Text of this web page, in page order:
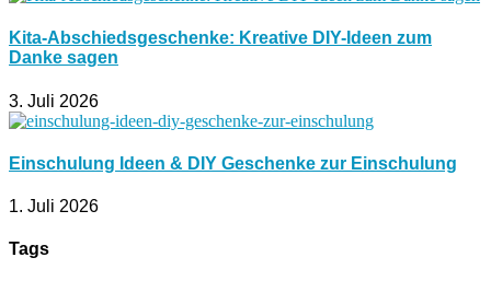
Kita-Abschiedsgeschenke: Kreative DIY-Ideen zum
Danke sagen
3. Juli 2026
Einschulung Ideen & DIY Geschenke zur Einschulung
1. Juli 2026
Tags